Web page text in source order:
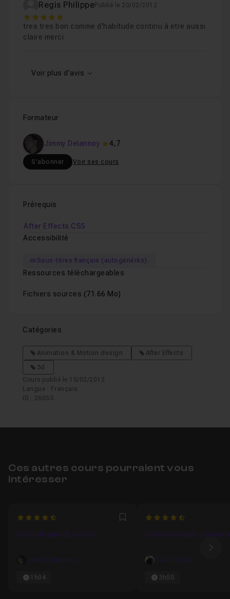
effet, il n'est pas nécessaire d'avoir cet effet pour
reproduire l'ensemble de l'animation de ce tutoriel.
Ma formation s'adresse aux débutants comme aux
souhaite à toutes et à tous une excellente journée!
Regis PhilippePublié le 20/02/2012
5
tres tres bon comme d'habitude continu à etre aussi
claire merci
Voir plus d'avis
Formateur
Jimmy Delannoy 4,7
S'abonner Voir ses cours
Prérequis
After Effects CS5
Accessibilité
Sous-titres français (autogénérés)
Ressources téléchargeables
Fichiers sources (71.66 Mo)
Catégories
Animation & Motion design
After Effects
3d
Cours publié le 15/02/2012
Langue : Français
ID : 26053
Ces autres cours pourraient vous
intéresser
4.8 Favori
Créer un mur de vidéos
Jimmy Delannoy
1h04
4.9473684210526
Créer une vidéo
David Oldani
3h55